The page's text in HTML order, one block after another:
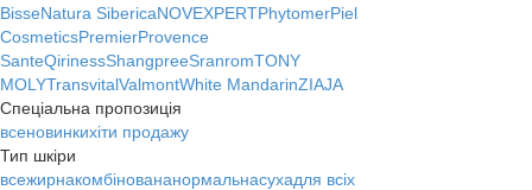
BisseNatura SibericaNOVEXPERTPhytomerPiel
CosmeticsPremierProvence
SanteQirinessShangpreeSranromTONY
MOLYTransvitalValmontWhite MandarinZIAJA
Спеціальна пропозиція
всеновинкихіти продажу
Тип шкіри
всежирнакомбіновананормальнасухадля всіх